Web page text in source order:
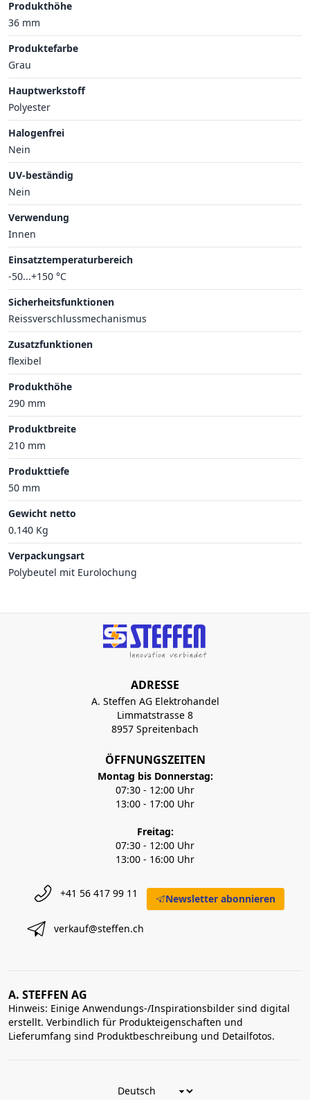
Produkthöhe
36 mm
Produktefarbe
Grau
Hauptwerkstoff
Polyester
Halogenfrei
Nein
UV-beständig
Nein
Verwendung
Innen
Einsatztemperaturbereich
-50...+150 °C
Sicherheitsfunktionen
Reissverschlussmechanismus
Zusatzfunktionen
flexibel
Produkthöhe
290 mm
Produktbreite
210 mm
Produkttiefe
50 mm
Gewicht netto
0.140 Kg
Verpackungsart
Polybeutel mit Eurolochung
ADRESSE
A. Steffen AG Elektrohandel
Limmatstrasse 8
8957 Spreitenbach
ÖFFNUNGSZEITEN
Montag bis Donnerstag:
07:30 - 12:00 Uhr
13:00 - 17:00 Uhr
Freitag:
07:30 - 12:00 Uhr
13:00 - 16:00 Uhr
+41 56 417 99 11
verkauf@steffen.ch
Newsletter abonnieren
A. STEFFEN AG
Hinweis: Einige Anwendungs-/Inspirationsbilder sind digital
erstellt. Verbindlich für Produkteigenschaften und
Lieferumfang sind Produktbeschreibung und Detailfotos.